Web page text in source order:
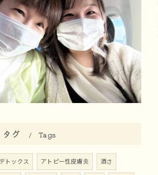
タグ Tags
デトックス アトピー性皮膚炎
酒さ